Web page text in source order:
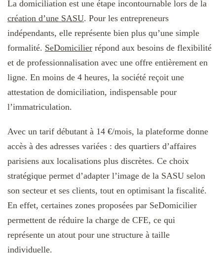
La domiciliation est une étape incontournable lors de la
création d’une SASU. Pour les entrepreneurs
indépendants, elle représente bien plus qu’une simple
formalité. SeDomicilier répond aux besoins de flexibilité
et de professionnalisation avec une offre entièrement en
ligne. En moins de 4 heures, la société reçoit une
attestation de domiciliation, indispensable pour
l’immatriculation.
Avec un tarif débutant à 14 €/mois, la plateforme donne
accès à des adresses variées : des quartiers d’affaires
parisiens aux localisations plus discrètes. Ce choix
stratégique permet d’adapter l’image de la SASU selon
son secteur et ses clients, tout en optimisant la fiscalité.
En effet, certaines zones proposées par SeDomicilier
permettent de réduire la charge de CFE, ce qui
représente un atout pour une structure à taille
individuelle.